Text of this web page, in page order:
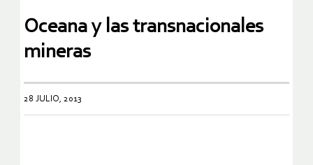
Oceana y las transnacionales
mineras
28 JULIO, 2013